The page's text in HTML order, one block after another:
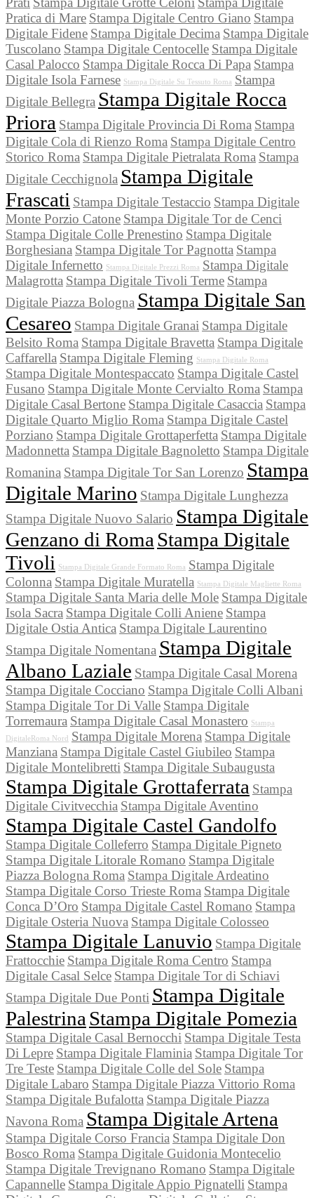
Pratica di Mare Stampa Digitale Centro Giano Stampa
Digitale Fidene Stampa Digitale Decima Stampa Digitale
Tuscolano Stampa Digitale Centocelle Stampa Digitale
Casal Palocco Stampa Digitale Rocca Di Papa Stampa
Digitale Isola Farnese Stampa Digitale Su Tessuto Roma Stampa
Digitale Bellegra Stampa Digitale Rocca
Priora Stampa Digitale Provincia Di Roma Stampa
Digitale Cola di Rienzo Roma Stampa Digitale Centro
Storico Roma Stampa Digitale Pietralata Roma Stampa
Digitale Cecchignola Stampa Digitale
Frascati Stampa Digitale Testaccio Stampa Digitale
Monte Porzio Catone Stampa Digitale Tor de Cenci
Stampa Digitale Colle Prenestino Stampa Digitale
Borghesiana Stampa Digitale Tor Pagnotta Stampa
Digitale Infernetto Stampa Digitale Prezzi Roma Stampa Digitale
Malagrotta Stampa Digitale Tivoli Terme Stampa
Digitale Piazza Bologna Stampa Digitale San
Cesareo Stampa Digitale Granai Stampa Digitale
Belsito Roma Stampa Digitale Bravetta Stampa Digitale
Caffarella Stampa Digitale Fleming Stampa Digitale Roma
Stampa Digitale Montespaccato Stampa Digitale Castel
Fusano Stampa Digitale Monte Cervialto Roma Stampa
Digitale Casal Bertone Stampa Digitale Casaccia Stampa
Digitale Quarto Miglio Roma Stampa Digitale Castel
Porziano Stampa Digitale Grottaperfetta Stampa Digitale
Madonnetta Stampa Digitale Bagnoletto Stampa Digitale
Romanina Stampa Digitale Tor San Lorenzo Stampa
Digitale Marino Stampa Digitale Lunghezza
Stampa Digitale Nuovo Salario Stampa Digitale
Genzano di Roma Stampa Digitale
Tivoli
Stampa Digitale Grande Formato Roma Stampa Digitale
Colonna Stampa Digitale Muratella Stampa Digitale Magliette Roma
Stampa Digitale Santa Maria delle Mole Stampa Digitale
Isola Sacra Stampa Digitale Colli Aniene Stampa
Digitale Ostia Antica Stampa Digitale Laurentino
Stampa Digitale Nomentana Stampa Digitale
Albano Laziale Stampa Digitale Casal Morena
Stampa Digitale Cocciano Stampa Digitale Colli Albani
Stampa Digitale Tor Di Valle Stampa Digitale
Torremaura Stampa Digitale Casal Monastero Stampa
DigitaleRoma Nord
Stampa Digitale Morena Stampa Digitale
Manziana Stampa Digitale Castel Giubileo Stampa
Digitale Montelibretti Stampa Digitale Subaugusta
Stampa Digitale Grottaferrata Stampa
Digitale Civitvecchia Stampa Digitale Aventino
Stampa Digitale Castel Gandolfo
Stampa Digitale Colleferro Stampa Digitale Pigneto
Stampa Digitale Litorale Romano Stampa Digitale
Piazza Bologna Roma Stampa Digitale Ardeatino
Stampa Digitale Corso Trieste Roma Stampa Digitale
Conca D’Oro Stampa Digitale Castel Romano Stampa
Digitale Osteria Nuova Stampa Digitale Colosseo
Stampa Digitale Lanuvio Stampa Digitale
Frattocchie Stampa Digitale Roma Centro Stampa
Digitale Casal Selce Stampa Digitale Tor di Schiavi
Stampa Digitale Due Ponti Stampa Digitale
Palestrina Stampa Digitale Pomezia
Stampa Digitale Casal Bernocchi Stampa Digitale Testa
Di Lepre Stampa Digitale Flaminia Stampa Digitale Tor
Tre Teste Stampa Digitale Colle del Sole Stampa
Digitale Labaro Stampa Digitale Piazza Vittorio Roma
Stampa Digitale Bufalotta Stampa Digitale Piazza
Navona Roma Stampa Digitale Artena
Stampa Digitale Corso Francia Stampa Digitale Don
Bosco Roma Stampa Digitale Guidonia Montecelio
Stampa Digitale Trevignano Romano Stampa Digitale
Capannelle Stampa Digitale Appio Pignatelli Stampa